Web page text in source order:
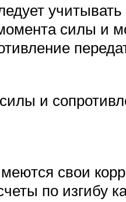
силы и
и
свои
по изгибу